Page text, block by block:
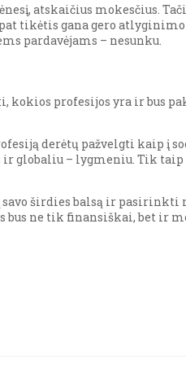
atskaičius mokesčius.
tikėtis gana gero atlyginimo
pardavėjams – nesunku.
kokios profesijos yra ir bus
derėtų pažvelgti kaip į
globaliu – lygmeniu. Tik
širdies balsą ir pasirinkti
bus ne tik finansiškai, bet ir